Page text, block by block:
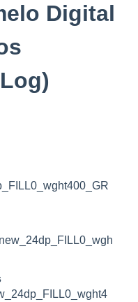
Digital